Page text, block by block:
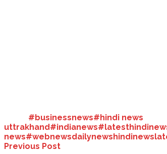
#businessnews#hindi news
uttrakhand#indianews
news#webnewsdailynews hindinews
Previous Post